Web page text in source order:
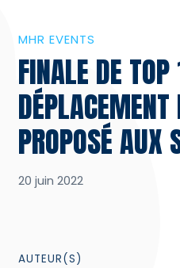
MHR EVENTS
FINALE DE
PROPOSÉ AUX
20 juin 2022
AUTEUR(S)